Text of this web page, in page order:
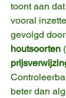
toont aan
vooral
gevolgd door
houtsoorten
beter dan